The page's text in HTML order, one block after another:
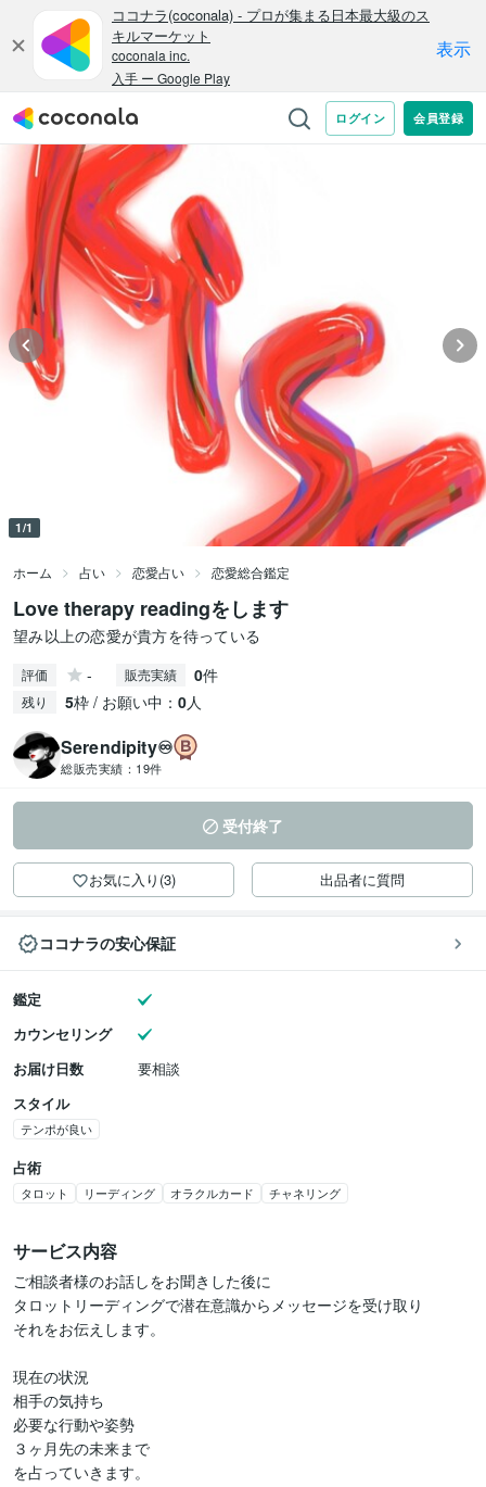
1/1
ホーム 占い 恋愛占い 恋愛総合鑑定
Love therapy readingをします
望み以上の恋愛が貴方を待っている
評価 - 販売実績 0件
残り 5枠 / お願い中： 0人
Serendipity♾️
総販売実績： 19件
受付終了
お気に入り(3) 出品者に質問
ココナラの安心保証
鑑定
カウンセリング
お届け日数
要相談
スタイル
テンポが良い
占術
タロット リーディング オラクルカード チャネリング
サービス内容
ご相談者様のお話しをお聞きした後に
タロットリーディングで潜在意識からメッセージを受け取り
それをお伝えします。
現在の状況
相手の気持ち
必要な行動や姿勢
３ヶ月先の未来まで
を占っていきます。